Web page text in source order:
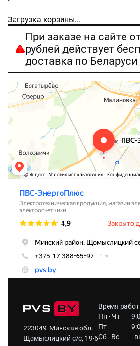
Загрузка корзины...
При заказе на сайте
рублей действует
доставка по Беларуси
223049, Минская обл.
Щомыслицкий с/с, 19-6
Время
Пн - Чт
Пт
Сб - Вс